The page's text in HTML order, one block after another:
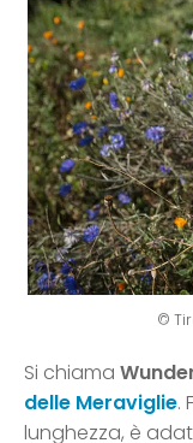
©
Si chiama
delle Meraviglie.
lunghezza, è